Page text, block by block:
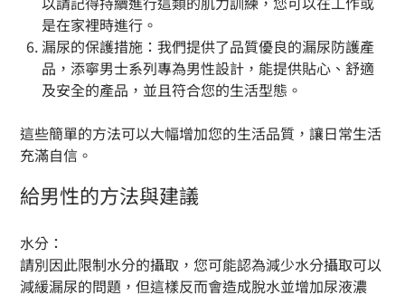
是在家裡時進行。
漏尿的保護措施：我們提供了品質優良的漏尿防護產
品，添寧男士系列專為男性設計，能提供貼心、舒適
及安全的產品，並且符合您的生活型態。
這些簡單的方法可以大幅增加您的生活品質，讓日常生活
充滿自信。
給男性的方法與建議
水分：
請別因此限制水分的攝取，您可能認為減少水分攝取可以
減緩漏尿的問題，但這樣反而會造成脫水並增加尿液濃